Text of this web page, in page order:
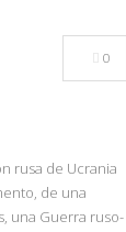
0
rusa de Ucrania
de una
una Guerra ruso-